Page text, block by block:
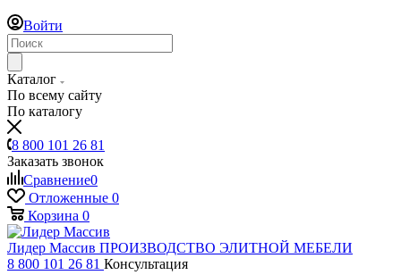
Войти
Каталог
По всему сайту
По каталогу
8 800 101 26 81
Заказать звонок
Сравнение0
Отложенные 0
Корзина 0
Лидер Массив ПРОИЗВОДСТВО ЭЛИТНОЙ МЕБЕЛИ
8 800 101 26 81 Консультация